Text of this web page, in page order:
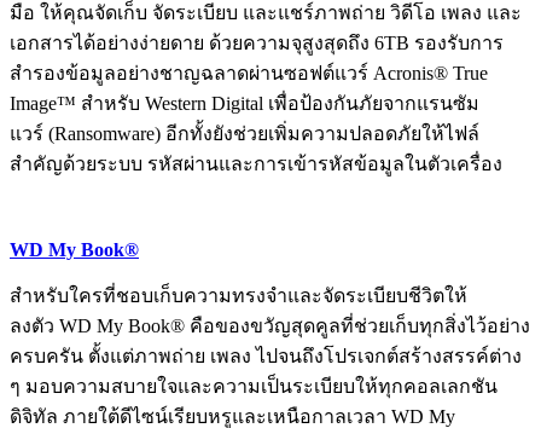
มือ ให้คุณจัดเก็บ จัดระเบียบ และแชร์ภาพถ่าย วิดีโอ เพลง และ
เอกสารได้อย่างง่ายดาย ด้วยความจุสูงสุดถึง 6TB รองรับการ
สำรองข้อมูลอย่างชาญฉลาดผ่านซอฟต์แวร์ Acronis® True
Image™ สำหรับ Western Digital เพื่อป้องกันภัยจากแรนซัม
แวร์ (Ransomware) อีกทั้งยังช่วยเพิ่มความปลอดภัยให้ไฟล์
สำคัญด้วยระบบ รหัสผ่านและการเข้ารหัสข้อมูลในตัวเครื่อง
WD My Book®
สำหรับใครที่ชอบเก็บความทรงจำและจัดระเบียบชีวิตให้
ลงตัว WD My Book® คือของขวัญสุดคูลที่ช่วยเก็บทุกสิ่งไว้อย่าง
ครบครัน ตั้งแต่ภาพถ่าย เพลง ไปจนถึงโปรเจกต์สร้างสรรค์ต่าง
ๆ มอบความสบายใจและความเป็นระเบียบให้ทุกคอลเลกชัน
ดิจิทัล ภายใต้ดีไซน์เรียบหรูและเหนือกาลเวลา WD My